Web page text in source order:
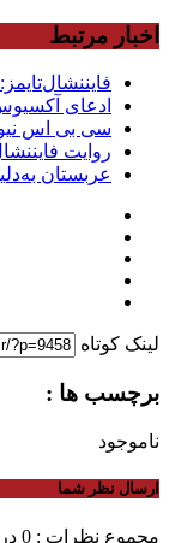
اخبار مرتبط
ادعای
سی بی اس
روایت
عربستان
لینک کوتاه
برچسب ها :
ناموجود
ارسال نظر شما
مجموع نظرات : 0